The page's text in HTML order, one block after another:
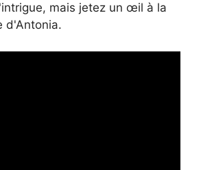
mais jetez un œil à la
d'Antonia.